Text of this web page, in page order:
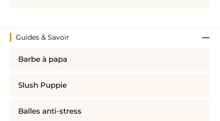
Guides & Savoir
Barbe à papa
Slush Puppie
Balles anti-stress